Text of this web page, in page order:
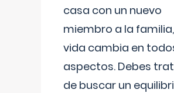
casa con un nuevo
miembro a la
vida cambia en
aspectos. Debes
de buscar un